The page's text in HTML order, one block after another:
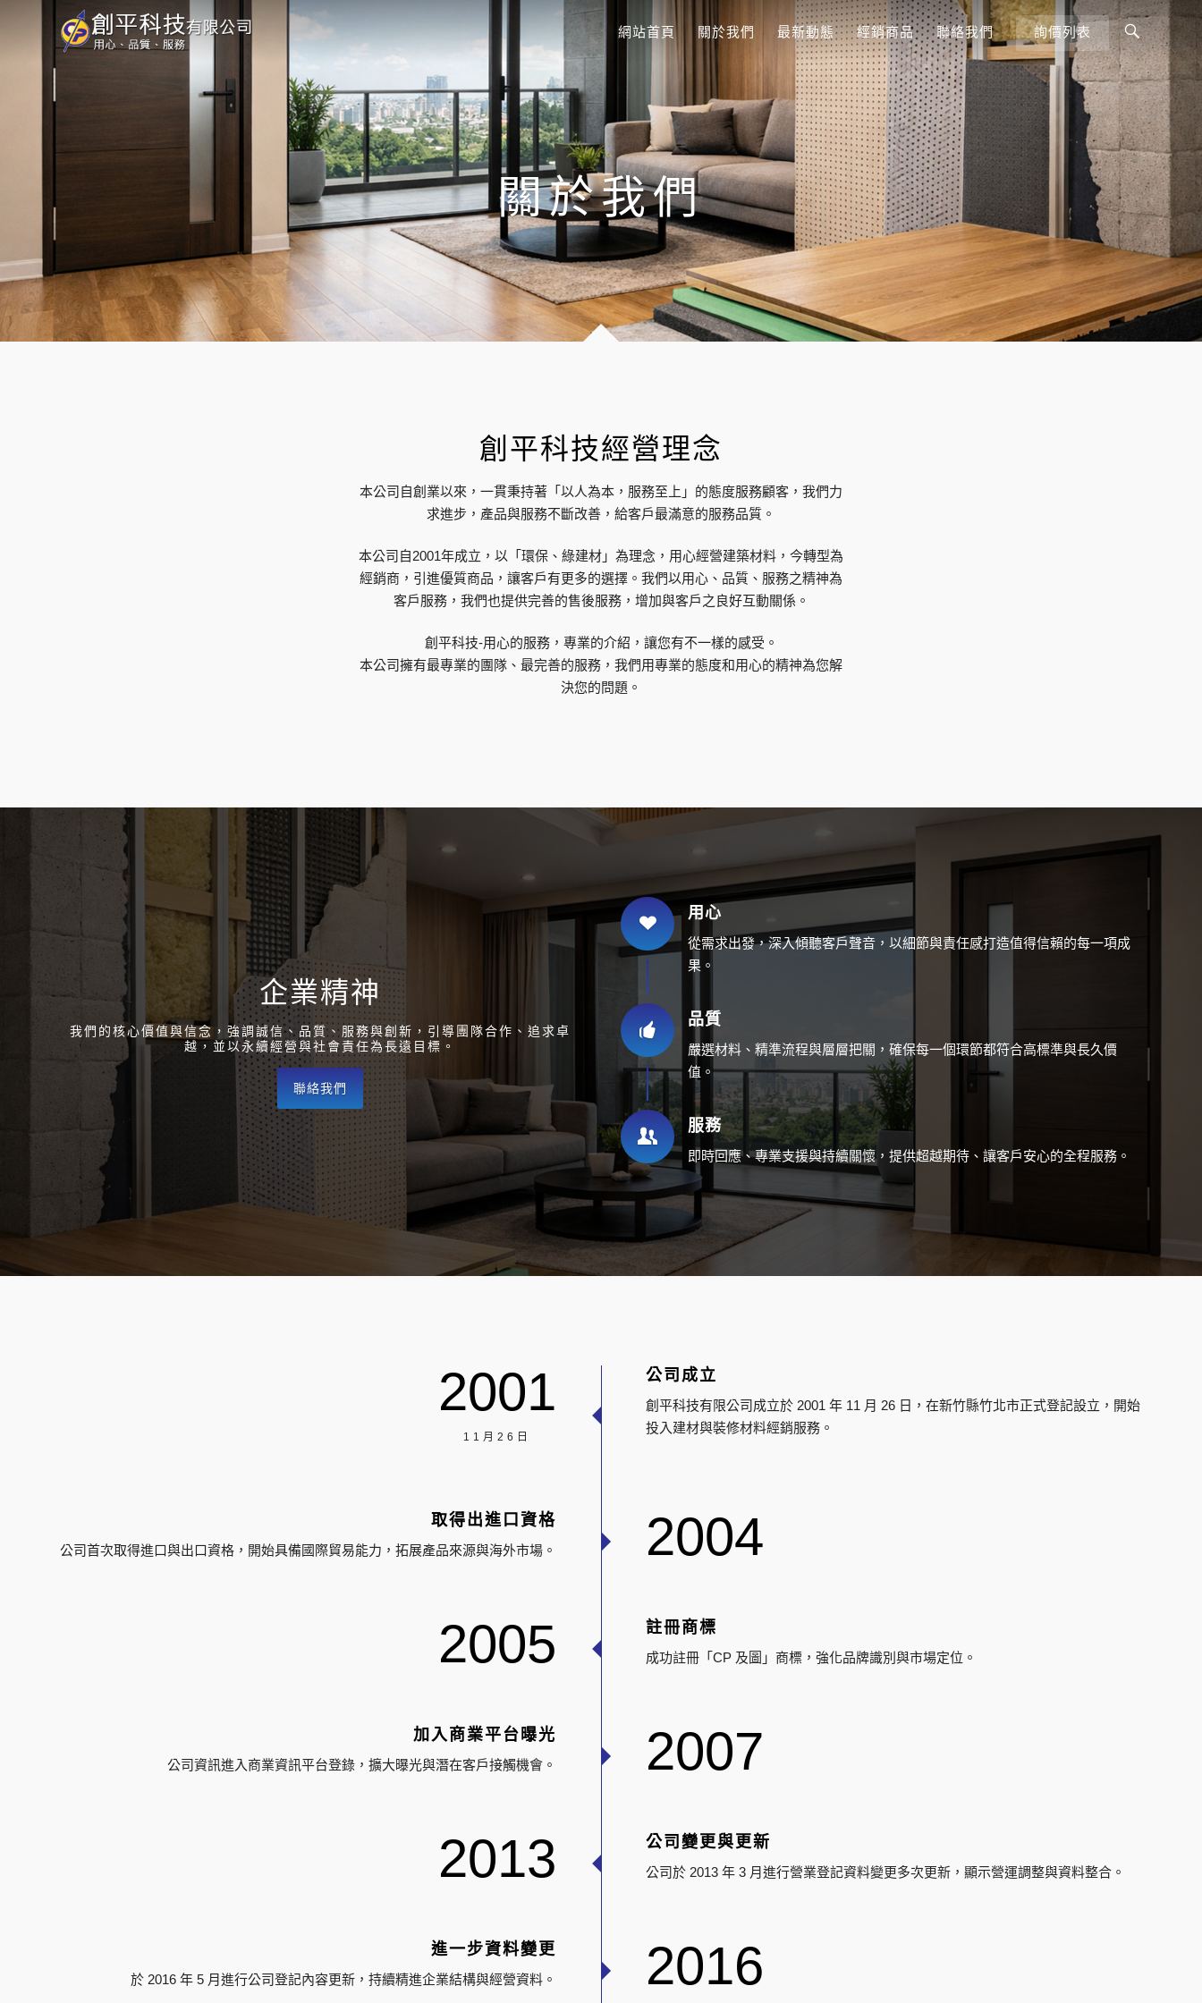
有
Toggle
Search
Bar
網站首頁 關於我們 最新動態 經銷商品 聯絡我們 詢價列表
關於我們
創平科技經營理念
本公司自創業以來，一貫秉持著「以人為本，服務至上」的態度服務顧客，我們力
求進步，產品與服務不斷改善，給客戶最滿意的服務品質。
本公司自2001年成立，以「環保、綠建材」為理念，用心經營建築材料，今轉型為
經銷商，引進優質商品，讓客戶有更多的選擇。我們以用心、品質、服務之精神為
客戶服務，我們也提供完善的售後服務，增加與客戶之良好互動關係。
創平科技-用心的服務，專業的介紹，讓您有不一樣的感受。
本公司擁有最專業的團隊、最完善的服務，我們用專業的態度和用心的精神為您解
決您的問題。
企業精神
我們的核心價值與信念，強調誠信、品質、服務與創新，引導團隊合作、追求卓
越，並以永續經營與社會責任為長遠目標。
聯絡我們
用心
從需求出發，深入傾聽客戶聲音，以細節與責任感打造值得信賴的每一項成
果。
品質
嚴選材料、精準流程與層層把關，確保每一個環節都符合高標準與長久價
值。
服務
即時回應、專業支援與持續關懷，提供超越期待、讓客戶安心的全程服務。
2001
11月26日
公司成立
創平科技有限公司成立於 2001 年 11 月 26 日，在新竹縣竹北市正式登記設立，開始
投入建材與裝修材料經銷服務。
2004
取得出進口資格
公司首次取得進口與出口資格，開始具備國際貿易能力，拓展產品來源與海外市場。
2005 註冊商標
成功註冊「CP 及圖」商標，強化品牌識別與市場定位。
2007
加入商業平台曝光
公司資訊進入商業資訊平台登錄，擴大曝光與潛在客戶接觸機會。
2013 公司變更與更新
公司於 2013 年 3 月進行營業登記資料變更多次更新，顯示營運調整與資料整合。
2016
進一步資料變更
於 2016 年 5 月進行公司登記內容更新，持續精進企業結構與經營資料。